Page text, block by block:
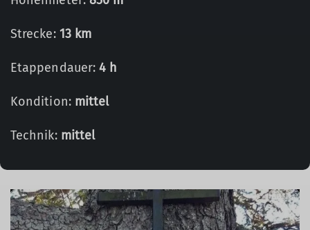
Strecke: 13 km
Etappendauer:4 h
Kondition: mittel
Technik: mittel